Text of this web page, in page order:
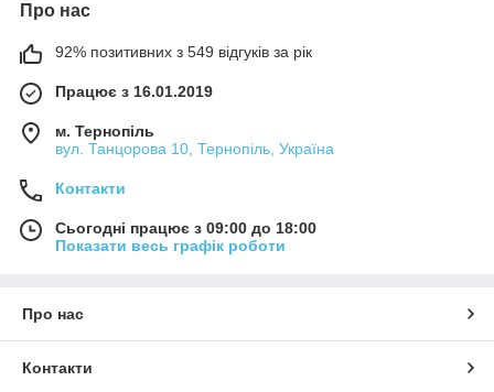
Про нас
92% позитивних з 549 відгуків за рік
Працює з 16.01.2019
м. Тернопіль
вул. Танцорова 10, Тернопіль, Україна
Контакти
Сьогодні працює з 09:00 до 18:00
Показати весь графік роботи
Про нас
Контакти